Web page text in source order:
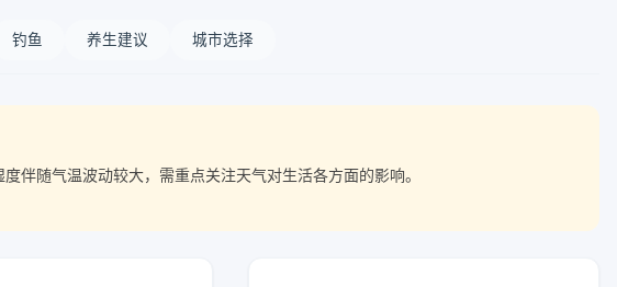
钓鱼 养生建议 城市选择
随气温波动较大，需重点关注天气对生活各方面的影响。